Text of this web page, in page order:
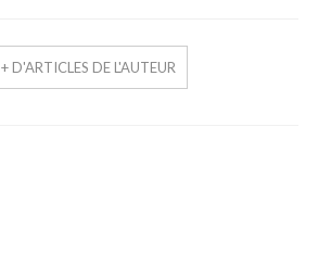
+ D'ARTICLES DE L'AUTEUR